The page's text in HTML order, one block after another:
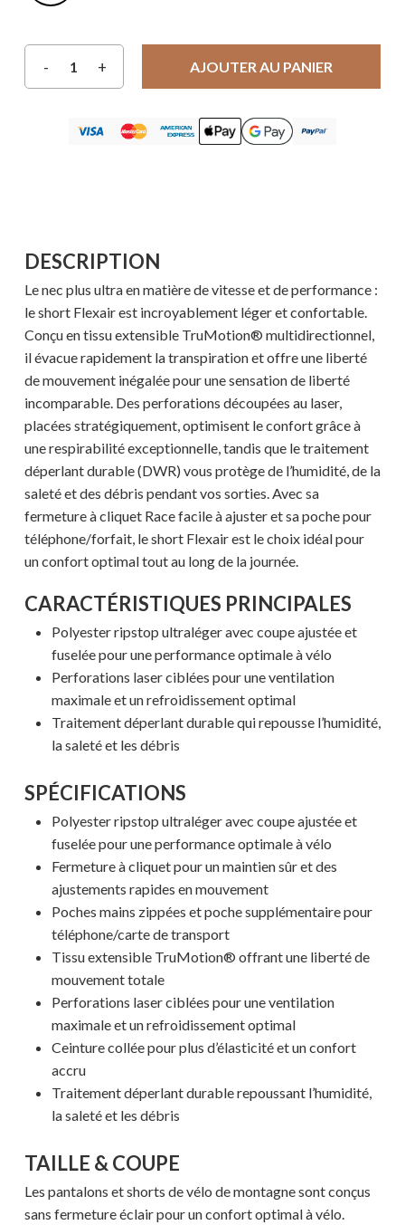
AJOUTER AU PANIER
DESCRIPTION
Le nec plus ultra en matière de vitesse et de performance :
le short Flexair est incroyablement léger et confortable.
Conçu en tissu extensible TruMotion® multidirectionnel,
il évacue rapidement la transpiration et offre une liberté
de mouvement inégalée pour une sensation de liberté
incomparable. Des perforations découpées au laser,
placées stratégiquement, optimisent le confort grâce à
une respirabilité exceptionnelle, tandis que le traitement
déperlant durable (DWR) vous protège de l’humidité, de la
saleté et des débris pendant vos sorties. Avec sa
fermeture à cliquet Race facile à ajuster et sa poche pour
téléphone/forfait, le short Flexair est le choix idéal pour
un confort optimal tout au long de la journée.
CARACTÉRISTIQUES PRINCIPALES
Polyester ripstop ultraléger avec coupe ajustée et
fuselée pour une performance optimale à vélo
Perforations laser ciblées pour une ventilation
maximale et un refroidissement optimal
Traitement déperlant durable qui repousse l’humidité,
la saleté et les débris
SPÉCIFICATIONS
Polyester ripstop ultraléger avec coupe ajustée et
fuselée pour une performance optimale à vélo
Fermeture à cliquet pour un maintien sûr et des
ajustements rapides en mouvement
Poches mains zippées et poche supplémentaire pour
téléphone/carte de transport
Tissu extensible TruMotion® offrant une liberté de
mouvement totale
Perforations laser ciblées pour une ventilation
maximale et un refroidissement optimal
Ceinture collée pour plus d’élasticité et un confort
accru
Traitement déperlant durable repoussant l’humidité,
la saleté et les débris
TAILLE & COUPE
Les pantalons et shorts de vélo de montagne sont conçus
sans fermeture éclair pour un confort optimal à vélo.